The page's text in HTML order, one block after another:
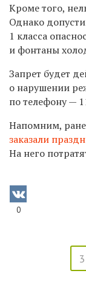
Кроме того,
Однако
1 класса
и фонтаны
Запрет будет
о нарушении
по телефону —
Напомним,
заказали
На него
0
3